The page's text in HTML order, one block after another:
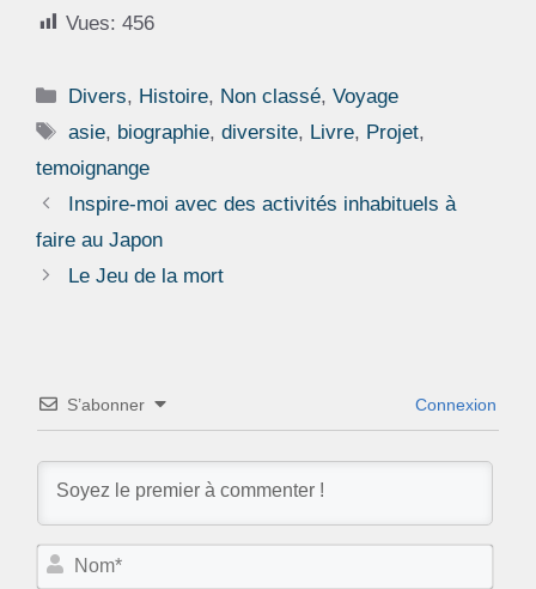
Vues: 456
Catégories
Divers, Histoire, Non classé,Voyage
Étiquettes
asie, biographie,diversite, Livre, Projet,
temoignange
Inspire-moi avec des activités inhabituels à
faire au Japon
Le Jeu de la mort
S’abonner Connexion
N